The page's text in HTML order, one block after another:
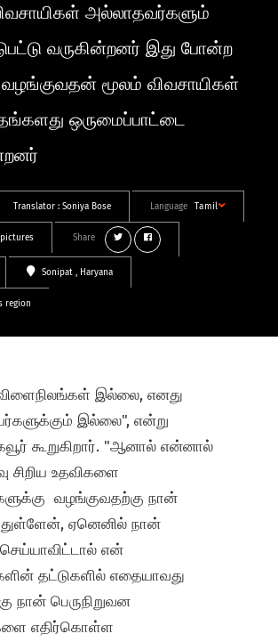
அல்லாதவர்களும்
வருகின்றனர் இது போன்ற
மூலம் விவசாயிகள்
ஒருமைப்பாட்டை
Translator : Soniya Bose Language Tamil
Share
Sonipat , Haryana
region
இல்லை, எனது
இல்லை", என்று
கூறுகிறார். "ஆனால் என்னால்
சிறிய உதவிகளை
வழங்குவதற்கு நான்
ஏனெனில் நான்
என்
தட்டுகளில் எதையாவது
நான் பெருநிறுவன
எதிர்கொள்ள